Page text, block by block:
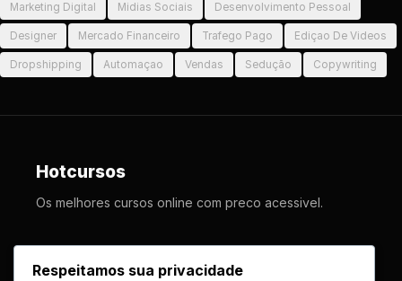
Marketing Digital Midias Sociais Desenvolvimento Pessoal
Designer Mercado Financeiro Trafego Pago Ediçao De Videos
Dropshipping Automaçao Vendas Sedução Copywriting
Hotcursos
Os melhores cursos online com preco acessivel.
Respeitamos sua privacidade